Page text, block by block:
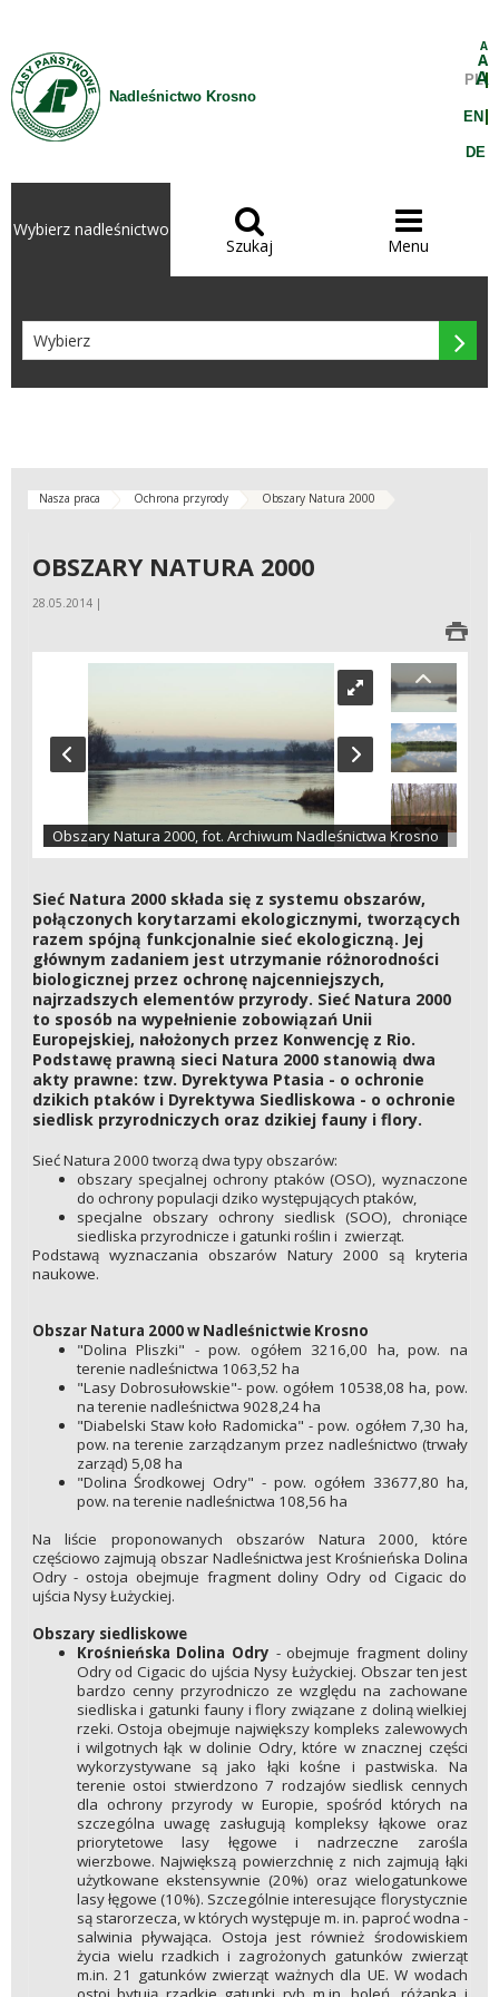
Nadleśnictwo Krosno
A
A
A
PL
EN
DE
Wybierz nadleśnictwo 
Szukaj

Menu

Nasza praca Ochrona przyrody Obszary Natura 2000
OBSZARY NATURA 2000
28.05.2014 |
Obszary Natura 2000, fot. Archiwum Nadleśnictwa Krosno
Sieć Natura 2000 składa się z systemu obszarów,
połączonych korytarzami ekologicznymi, tworzących
razem spójną funkcjonalnie sieć ekologiczną. Jej
głównym zadaniem jest utrzymanie różnorodności
biologicznej przez ochronę najcenniejszych,
najrzadszych elementów przyrody. Sieć Natura 2000
to sposób na wypełnienie zobowiązań Unii
Europejskiej, nałożonych przez Konwencję z Rio.
Podstawę prawną sieci Natura 2000 stanowią dwa
akty prawne: tzw. Dyrektywa Ptasia - o ochronie
dzikich ptaków i Dyrektywa Siedliskowa - o ochronie
siedlisk przyrodniczych oraz dzikiej fauny i flory.
Sieć Natura 2000 tworzą dwa typy obszarów:
obszary specjalnej ochrony ptaków (OSO), wyznaczone
do ochrony populacji dziko występujących ptaków,
specjalne obszary ochrony siedlisk (SOO), chroniące
siedliska przyrodnicze i gatunki roślin i zwierząt.
Podstawą wyznaczania obszarów Natury 2000 są kryteria
naukowe.
Obszar Natura 2000 w Nadleśnictwie Krosno
"Dolina Pliszki" - pow. ogółem 3216,00 ha, pow. na
terenie nadleśnictwa 1063,52 ha
"Lasy Dobrosułowskie"- pow. ogółem 10538,08 ha, pow.
na terenie nadleśnictwa 9028,24 ha
"Diabelski Staw koło Radomicka" - pow. ogółem 7,30 ha,
pow. na terenie zarządzanym przez nadleśnictwo (trwały
zarząd) 5,08 ha
"Dolina Środkowej Odry" - pow. ogółem 33677,80 ha,
pow. na terenie nadleśnictwa 108,56 ha
Na liście proponowanych obszarów Natura 2000, które
częściowo zajmują obszar Nadleśnictwa jest Krośnieńska Dolina
Odry - ostoja obejmuje fragment doliny Odry od Cigacic do
ujścia Nysy Łużyckiej.
Obszary siedliskowe
Krośnieńska Dolina Odry - obejmuje fragment doliny
Odry od Cigacic do ujścia Nysy Łużyckiej. Obszar ten jest
bardzo cenny przyrodniczo ze względu na zachowane
siedliska i gatunki fauny i flory związane z doliną wielkiej
rzeki. Ostoja obejmuje największy kompleks zalewowych
i wilgotnych łąk w dolinie Odry, które w znacznej części
wykorzystywane są jako łąki kośne i pastwiska. Na
terenie ostoi stwierdzono 7 rodzajów siedlisk cennych
dla ochrony przyrody w Europie, spośród których na
szczególna uwagę zasługują kompleksy łąkowe oraz
priorytetowe lasy łęgowe i nadrzeczne zarośla
wierzbowe. Największą powierzchnię z nich zajmują łąki
użytkowane ekstensywnie (20%) oraz wielogatunkowe
lasy łęgowe (10%). Szczególnie interesujące florystycznie
są starorzecza, w których występuje m. in. paproć wodna -
salwinia pływająca. Ostoja jest również środowiskiem
życia wielu rzadkich i zagrożonych gatunków zwierząt
m.in. 21 gatunków zwierząt ważnych dla UE. W wodach